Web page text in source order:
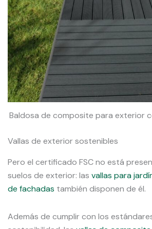
Baldosa de composite para exterior
Vallas de exterior sostenibles
Pero el certificado FSC no está
suelos de exterior: las vallas para
de fachadas también disponen de él.
Además de cumplir con los